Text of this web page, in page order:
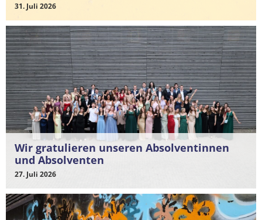
31. Juli 2026
Wir gratulieren unseren Absolventinnen
und Absolventen
27. Juli 2026